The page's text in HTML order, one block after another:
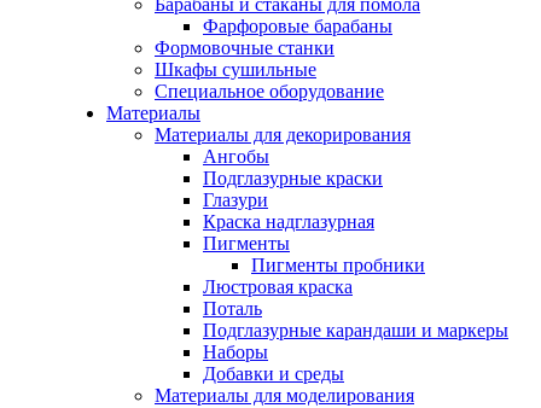
Барабаны и стаканы для помола
Фарфоровые барабаны
Формовочные станки
Шкафы сушильные
Специальное оборудование
Материалы
Материалы для декорирования
Ангобы
Подглазурные краски
Глазури
Краска надглазурная
Пигменты
Пигменты пробники
Люстровая краска
Поталь
Подглазурные карандаши и маркеры
Наборы
Добавки и среды
Материалы для моделирования